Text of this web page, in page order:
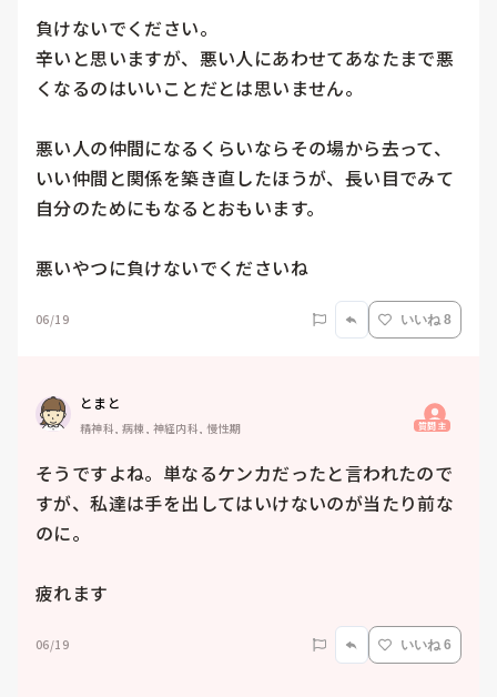
負けないでください。
辛いと思いますが、悪い人にあわせてあなたまで悪
くなるのはいいことだとは思いません。
悪い人の仲間になるくらいならその場から去って、
いい仲間と関係を築き直したほうが、長い目でみて
自分のためにもなるとおもいます。
悪いやつに負けないでくださいね
06/19 いいね 8
とまと
精神科, 病棟, 神経内科, 慢性期 質問主
そうですよね。単なるケンカだったと言われたので
すが、私達は手を出してはいけないのが当たり前な
のに。
疲れます
06/19 いいね 6